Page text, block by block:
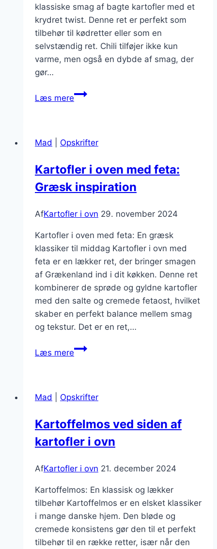
klassiske smag af bagte kartofler med et
krydret twist. Denne ret er perfekt som
tilbehør til kødretter eller som en
selvstændig ret. Chili tilføjer ikke kun
varme, men også en dybde af smag, der
gør…
Læs mereLækre
med
Mad Opskrifter
Kartofler i oven med feta:
Græsk inspiration
AfKartofler i ovn 29. november 2024
Kartofler i oven med feta: En græsk
klassiker til middag Kartofler i ovn med
feta er en lækker ret, der bringer smagen
af Grækenland ind i dit køkken. Denne ret
kombinerer de sprøde og gyldne kartofler
med den salte og cremede fetaost, hvilket
skaber en perfekt balance mellem smag
og tekstur. Det er en ret,…
Læs mereKartofler
feta:
inspiration
Mad Opskrifter
Kartoffelmos ved siden af
kartofler i ovn
AfKartofler i ovn 21. december 2024
Kartoffelmos: En klassisk og lækker
tilbehør Kartoffelmos er en elsket klassiker
i mange danske hjem. Den bløde og
cremede konsistens gør den til et perfekt
tilbehør til en række retter, især når den